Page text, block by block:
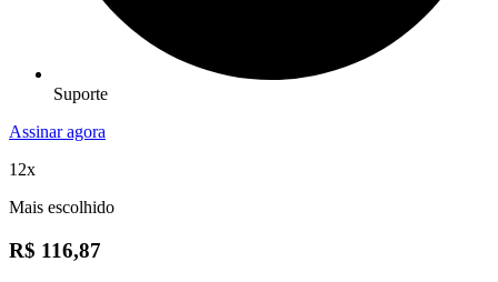
Suporte
Assinar agora
12x
Mais escolhido
R$ 116,87